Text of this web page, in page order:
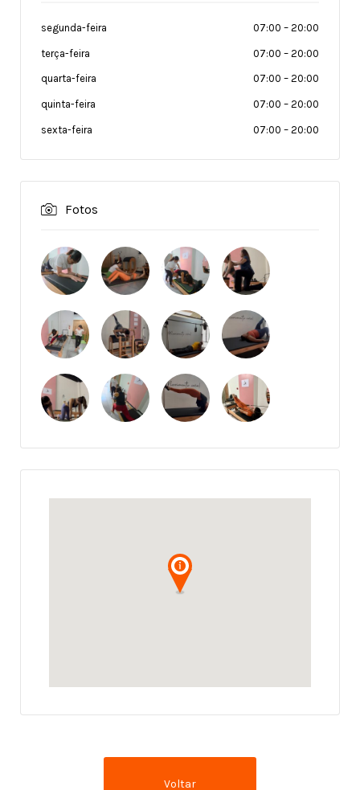
segunda-feira 07:00 – 20:00
terça-feira 07:00 – 20:00
quarta-feira 07:00 – 20:00
quinta-feira 07:00 – 20:00
sexta-feira 07:00 – 20:00
Fotos